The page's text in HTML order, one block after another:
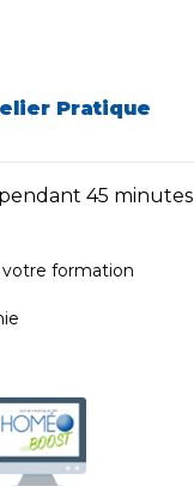
Pratique
45 minutes
formation